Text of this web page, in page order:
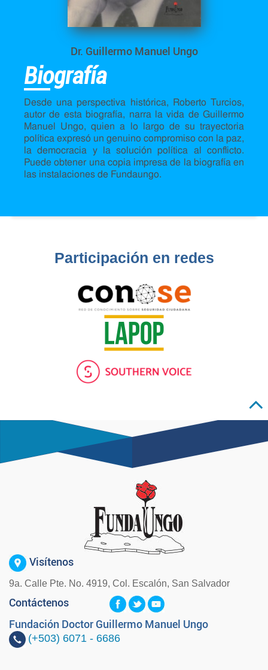
Dr. Guillermo Manuel Ungo
Biografía
Desde una perspectiva histórica, Roberto Turcios,
autor de esta biografía, narra la vida de Guillermo
Manuel Ungo, quien a lo largo de su trayectoria
política expresó un genuino compromiso con la paz,
la democracia y la solución política al conflicto.
Puede obtener una copia impresa de la biografía en
las instalaciones de Fundaungo.
Participación en redes
Visítenos
9a. Calle Pte. No. 4919, Col. Escalón, San Salvador
Contáctenos
Fundación Doctor Guillermo Manuel Ungo
(+503) 6071 - 6686